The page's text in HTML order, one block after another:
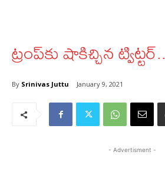
ట్రంప్‌కు షాకిచ్చిన ట్విట్టర్‌..
By Srinivas Juttu January 9, 2021
- Advertisment -